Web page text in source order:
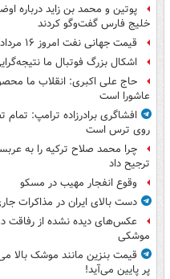
پوتین و محمد بن زاید درباره
خلیج فارس گفت‌وگو کردند
قیمت جهانی نفت امروز ۱۶ مرداد
اشکال بزرگ فوتبال ما
حاج علی اکبری: انقلاب ما
عاشورا است
افشاگری برادرزاده ترامپ:
روی ترس است
چرا محمد صلاح ترکیه را به
ترجیح داد
وقوع انفجار مهیب در مسکو
دست بالای ایران در مذاکرات
عکس‌های دیده نشده از رفاقت
موشکی
قیمت بنزین مانند موشک بالا
پر پایین می‌آید!